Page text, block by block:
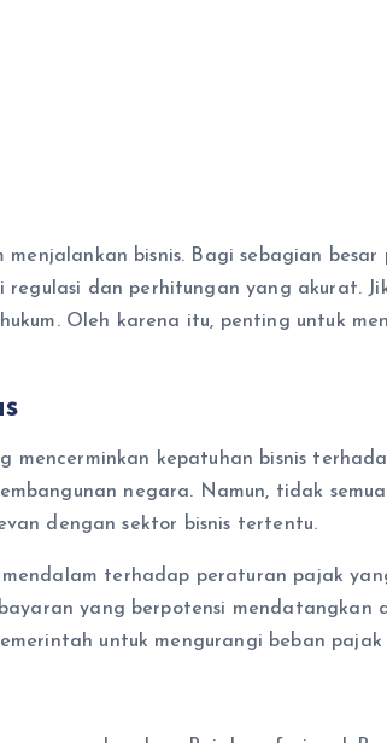
bisnis. Bagi sebagian
dan perhitungan yang akurat.
Oleh karena itu, penting untuk
kepatuhan bisnis
negara. Namun, tidak
dengan sektor bisnis tertentu.
terhadap peraturan pajak
yang berpotensi
untuk mengurangi beban pajak